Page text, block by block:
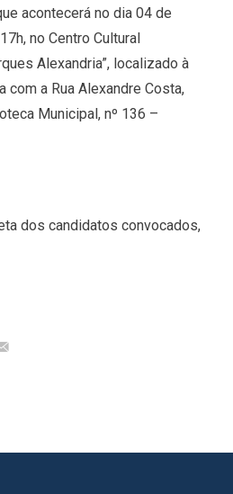
acontecerá no dia 04 de
no Centro Cultural
Alexandria”, localizado à
com a Rua Alexandre Costa,
Municipal, nº 136 –
dos candidatos convocados,